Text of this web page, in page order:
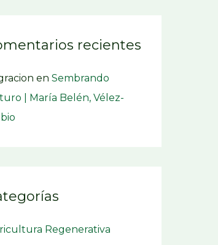
recientes
en Sembrando
| María Belén, Vélez-
Regenerativa